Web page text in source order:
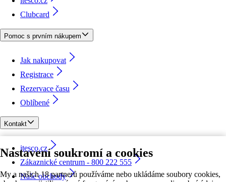
Nastavení soukromí a cookies
My a našich 18 partnerů používáme nebo ukládáme soubory cookies,
Clubcard
Pomoc s prvním nákupem
Jak nakupovat
Registrace
Rezervace času
Oblíbené
Kontakt
itesco.cz
Zákaznické centrum - 800 222 555
Naše obchody